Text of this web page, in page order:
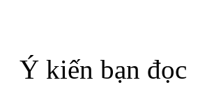
Ý kiến bạn đọc